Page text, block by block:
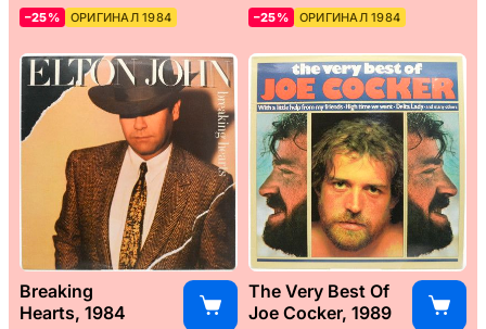
–25% ОРИГИНАЛ 1984 –25% ОРИГИНАЛ 1984
Breaking
Hearts, 1984
The Very Best Of
Joe Cocker, 1989